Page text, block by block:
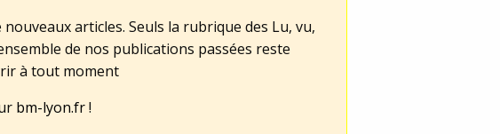
articles. Seuls la rubrique des Lu, vu,
de nos publications passées reste
à tout moment
bm-lyon.fr!